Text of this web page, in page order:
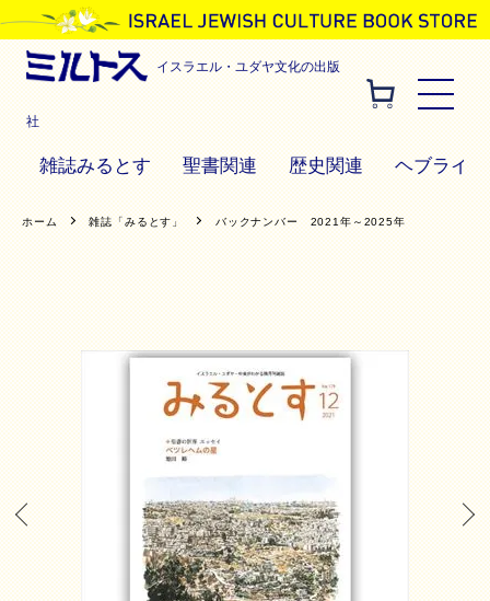
イスラエル・ユダヤ文化の出版
社
雑誌みるとす 聖書関連 歴史関連 ヘブライ
ホーム 雑誌「みるとす」 バックナンバー 2021年～2025年